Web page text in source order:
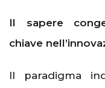
Il sapere
chiave
Il paradigma